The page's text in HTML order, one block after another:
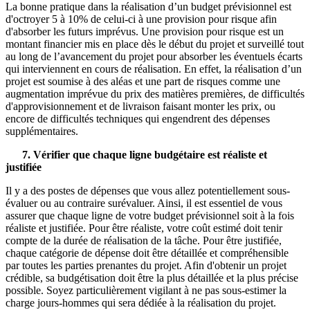
La bonne pratique dans la réalisation d’un budget prévisionnel est
d'octroyer 5 à 10% de celui-ci à une provision pour risque afin
d'absorber les futurs imprévus. Une provision pour risque est un
montant financier mis en place dès le début du projet et surveillé tout
au long de l’avancement du projet pour absorber les éventuels écarts
qui interviennent en cours de réalisation. En effet, la réalisation d’un
projet est soumise à des aléas et une part de risques comme une
augmentation imprévue du prix des matières premières, de difficultés
d'approvisionnement et de livraison faisant monter les prix, ou
encore de difficultés techniques qui engendrent des dépenses
supplémentaires.
7. Vérifier que chaque ligne budgétaire est réaliste et
justifiée
Il y a des postes de dépenses que vous allez potentiellement sous-
évaluer ou au contraire surévaluer. Ainsi, il est essentiel de vous
assurer que chaque ligne de votre budget prévisionnel soit à la fois
réaliste et justifiée. Pour être réaliste, votre coût estimé doit tenir
compte de la durée de réalisation de la tâche. Pour être justifiée,
chaque catégorie de dépense doit être détaillée et compréhensible
par toutes les parties prenantes du projet. Afin d'obtenir un projet
crédible, sa budgétisation doit être la plus détaillée et la plus précise
possible. Soyez particulièrement vigilant à ne pas sous-estimer la
charge jours-hommes qui sera dédiée à la réalisation du projet.